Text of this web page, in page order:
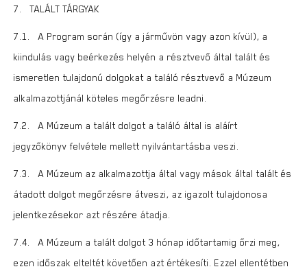
7. TALÁLT TÁRGYAK
7.1. A Program során (így a járművön vagy azon kívül), a
kiindulás vagy beérkezés helyén a résztvevő által talált és
ismeretlen tulajdonú dolgokat a találó résztvevő a Múzeum
alkalmazottjánál köteles megőrzésre leadni.
7.2. A Múzeum a talált dolgot a találó által is aláírt
jegyzőkönyv felvétele mellett nyilvántartásba veszi.
7.3. A Múzeum az alkalmazottja által vagy mások által talált és
átadott dolgot megőrzésre átveszi, az igazolt tulajdonosa
jelentkezésekor azt részére átadja.
7.4. A Múzeum a talált dolgot 3 hónap időtartamig őrzi meg,
ezen időszak elteltét követően azt értékesíti. Ezzel ellentétben